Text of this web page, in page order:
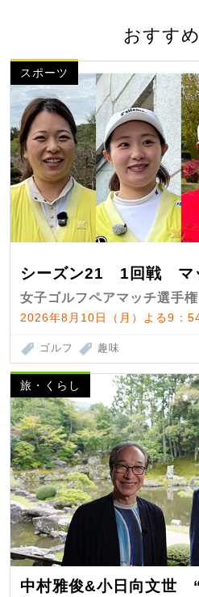
おすす
スポーツ
シーズン21 1回戦 マ
女子ゴルフペアマッチ選手権
2026年8月10日（月）よる9：
ゴルフ 趣味
旅・くらし
中村雅俊&小日向文世